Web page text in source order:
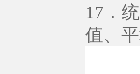
17．
值、